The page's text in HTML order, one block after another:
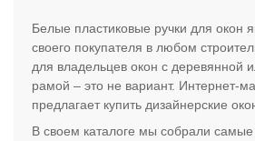
Белые пластиковые ручки для окон
своего покупателя в любом
для владельцев окон с деревянной
рамой – это не вариант. Интернет-
предлагает купить дизайнерские
В своем каталоге мы собрали